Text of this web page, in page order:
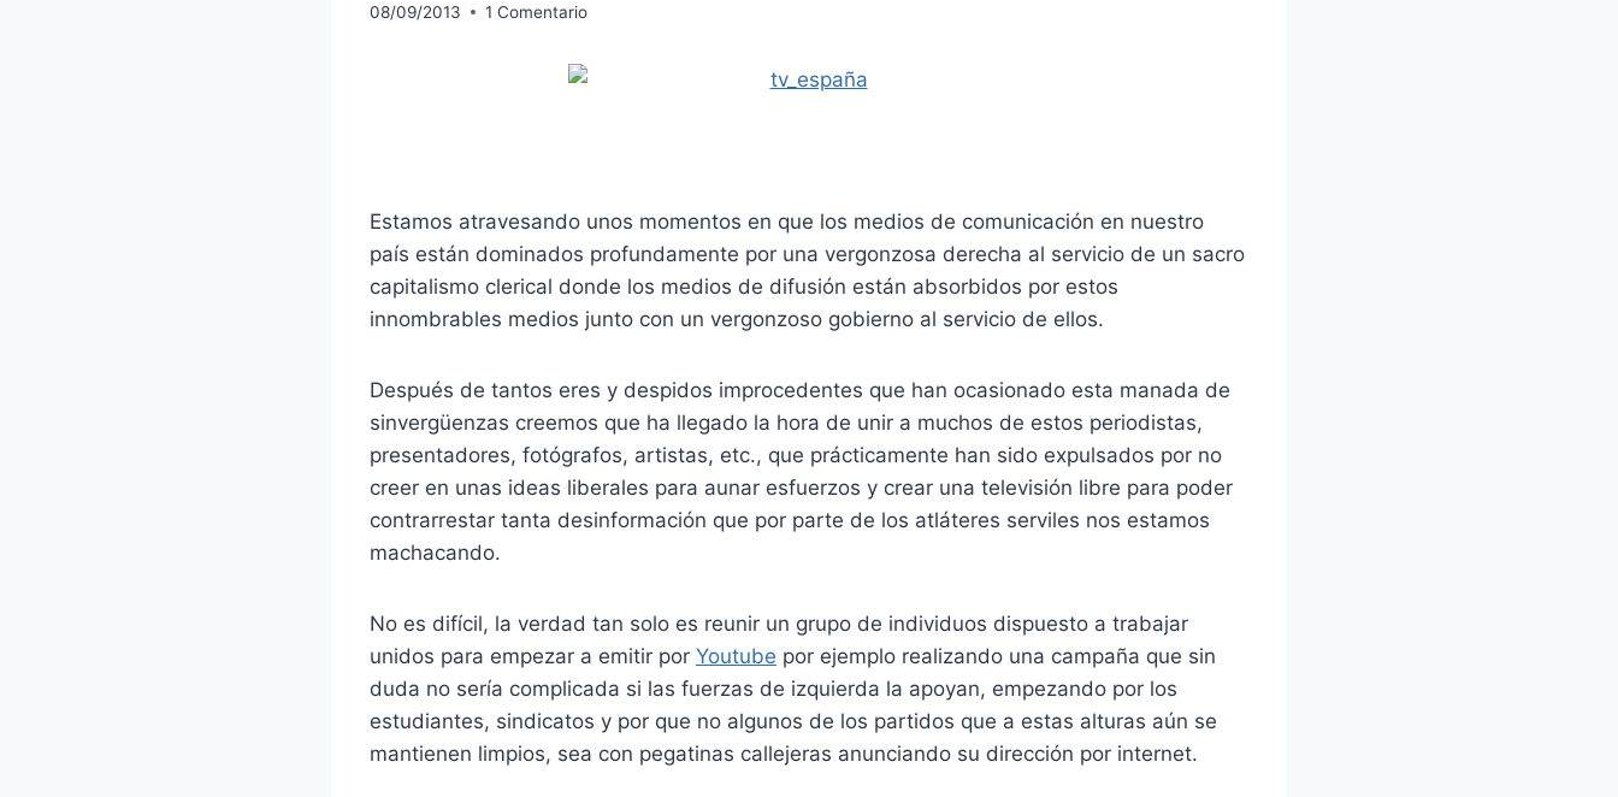
08/09/2013 1 Comentario
Estamos atravesando unos momentos en que los medios de comunicación en nuestro
país están dominados profundamente por una vergonzosa derecha al servicio de un sacro
capitalismo clerical donde los medios de difusión están absorbidos por estos
innombrables medios junto con un vergonzoso gobierno al servicio de ellos.
Después de tantos eres y despidos improcedentes que han ocasionado esta manada de
sinvergüenzas creemos que ha llegado la hora de unir a muchos de estos periodistas,
presentadores, fotógrafos, artistas, etc., que prácticamente han sido expulsados por no
creer en unas ideas liberales para aunar esfuerzos y crear una televisión libre para poder
contrarrestar tanta desinformación que por parte de los atláteres serviles nos estamos
machacando.
No es difícil, la verdad tan solo es reunir un grupo de individuos dispuesto a trabajar
unidos para empezar a emitir por Youtube por ejemplo realizando una campaña que sin
duda no sería complicada si las fuerzas de izquierda la apoyan, empezando por los
estudiantes, sindicatos y por que no algunos de los partidos que a estas alturas aún se
mantienen limpios, sea con pegatinas callejeras anunciando su dirección por internet.